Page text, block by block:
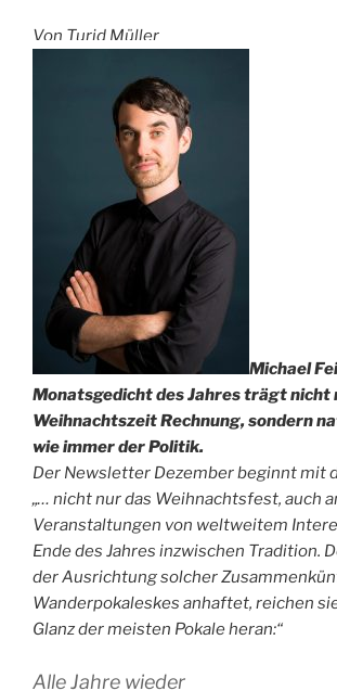
Von Turid Müller
Michael
Monatsgedicht des Jahres trägt nicht
Weihnachtszeit Rechnung, sondern
wie immer der Politik.
Der Newsletter Dezember beginnt mit
„… nicht nur das Weihnachtsfest, auch
Veranstaltungen von weltweitem
Ende des Jahres inzwischen Tradition.
der Ausrichtung solcher
Wanderpokaleskes anhaftet, reichen
Glanz der meisten Pokale heran:“
Alle Jahre wieder